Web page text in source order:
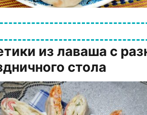
из лаваша с
стола